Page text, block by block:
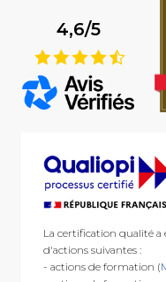
4,6/5
9
La certification qualité a
d'actions suivantes :
- actions de formation (